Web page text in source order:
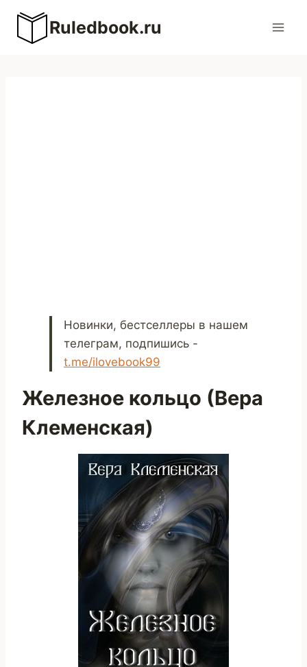
Перейти
содержимому
Ruledbook.ru
Новинки, бестселлеры в нашем
телеграм, подпишись -
t.me/ilovebook99
Железное кольцо (Вера
Клеменская)